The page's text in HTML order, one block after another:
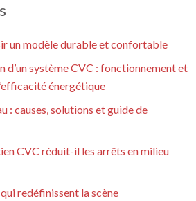
un modèle durable et confortable
d’un système CVC : fonctionnement et
énergétique
: causes, solutions et guide de
CVC réduit-il les arrêts en milieu
redéfinissent la scène